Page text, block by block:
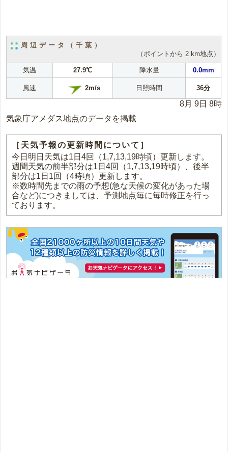
周辺データ（千葉）
（ポイントから 2 km地点）
気温 27.9℃ 降水量 0.0mm
風速 2m/s 日照時間 36分
8月 9日 8時
気象庁アメダス地点のデータを掲載
［天気予報の更新時間について］
今日明日天気は1日4回（1,7,13,19時頃）更新します。
週間天気の前半部分は1日4回（1,7,13,19時頃）、後半
部分は1日1回（4時頃）更新します。
※数時間先までの雨の予想(急な天候の変化があった場
合など)につきましては、予測地点毎に毎時修正を行っ
ております。